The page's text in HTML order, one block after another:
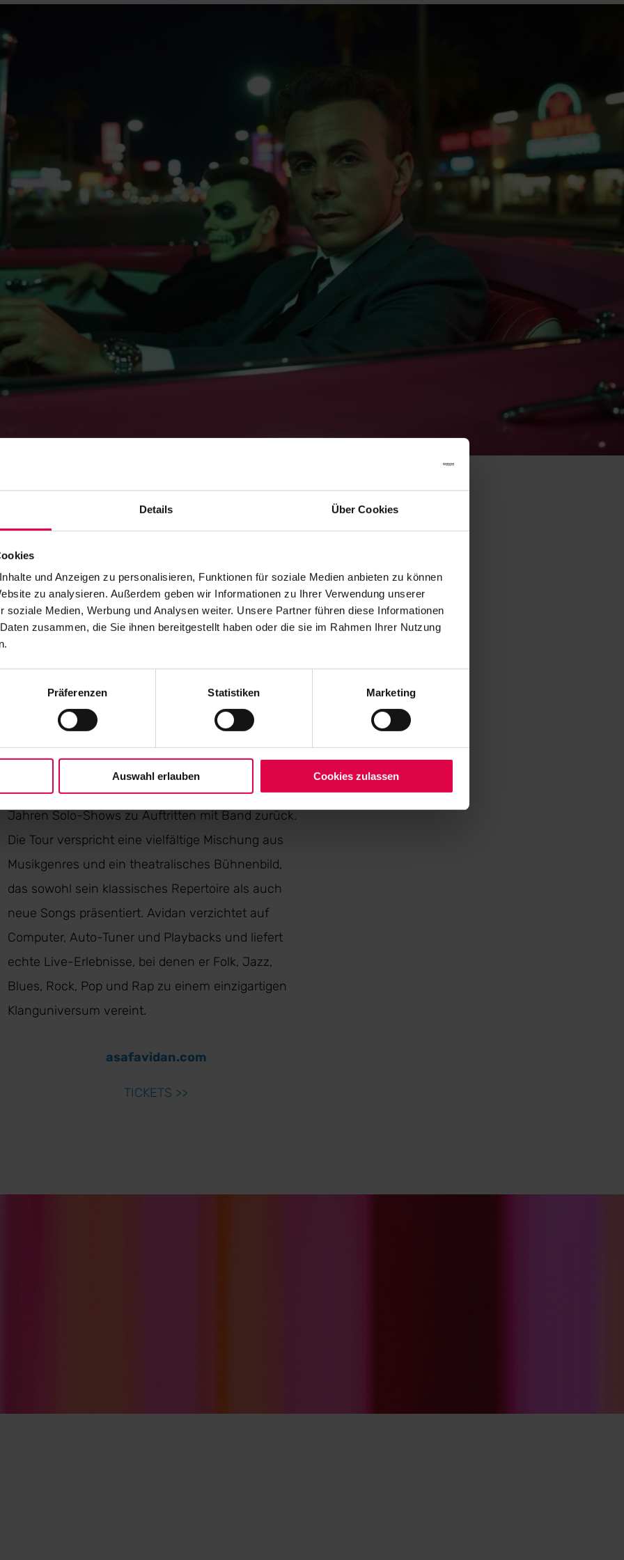
Details Über Cookies
und Anzeigen zu personalisieren, Funktionen für soziale Medien anbieten zu können
zu analysieren. Außerdem geben wir Informationen zu Ihrer Verwendung unserer
soziale Medien, Werbung und Analysen weiter. Unsere Partner führen diese Informationen
zusammen, die Sie ihnen bereitgestellt haben oder die sie im Rahmen Ihrer Nutzung
Präferenzen Statistiken Marketing
Auswahl erlauben Cookies zulassen
ASAF AVIDAN
ECHT
Der israelische Indie-Musiker Asaf Avidan geht im
November 2025 mit seiner vollen Band und einem
neuen Album auf Deutschlandtour und spielt in
fesselnde Bühnenpräsenz, kehrt er nach drei
Jahren Solo-Shows zu Auftritten mit Band zurück.
Die Tour verspricht eine vielfältige Mischung aus
Musikgenres und ein theatralisches Bühnenbild,
das sowohl sein klassisches Repertoire als auch
neue Songs präsentiert. Avidan verzichtet auf
Computer, Auto-Tuner und Playbacks und liefert
echte Live-Erlebnisse, bei denen er Folk, Jazz,
Blues, Rock, Pop und Rap zu einem einzigartigen
Klanguniversum vereint.
asafavidan.com
TICKETS >>